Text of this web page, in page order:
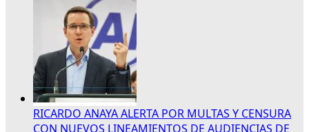
RICARDO ANAYA ALERTA POR MULTAS Y CENSURA
CON NUEVOS LINEAMIENTOS DE AUDIENCIAS DE